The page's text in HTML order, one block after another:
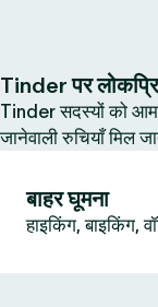
Tinder पर
Tinder सदस्यों को
जानेवाली रुचियाँ मिल
बाहर घूमना
हाइकिंग, बाइकिंग,